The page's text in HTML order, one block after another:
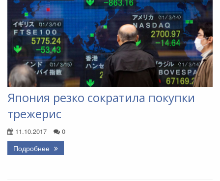
Япония резко сократила покупки
трежерис
11.10.2017 0
Подробнее